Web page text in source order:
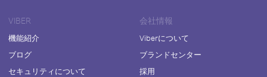
VIBER
機能紹介
ブログ
セキュリティについて
会社情報
Viberについて
ブランドセンター
採用